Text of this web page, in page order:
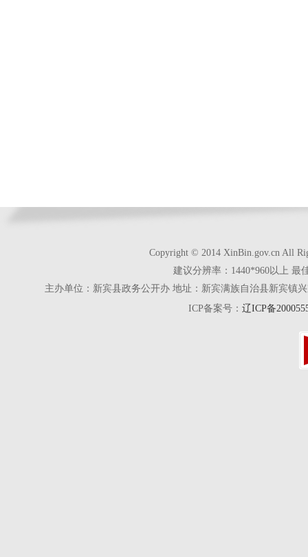
Copyright © 2014 XinBin.gov.cn All
建议分辨率：1440*960以上 最
主办单位：新宾县政务公开办 地址：新宾满族自治县新宾镇
ICP备案号： 辽ICP备